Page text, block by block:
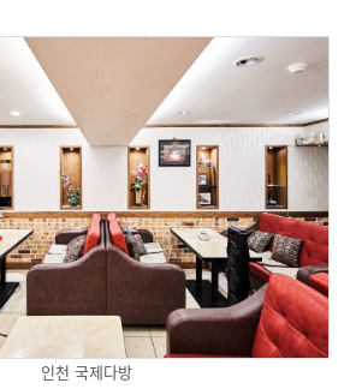
인천 국제다방